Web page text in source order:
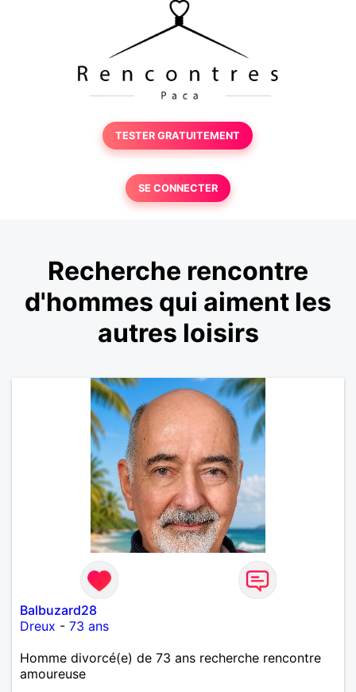
TESTER GRATUITEMENT
SE CONNECTER
Recherche rencontre
d'hommes qui aiment les
autres loisirs
Balbuzard28
Dreux - 73 ans
Homme divorcé(e) de 73 ans recherche rencontre
amoureuse